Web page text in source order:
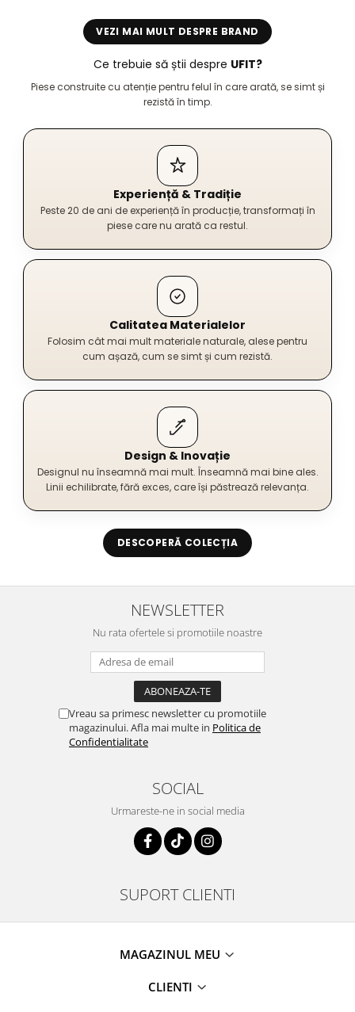
VEZI MAI MULT DESPRE BRAND
Ce trebuie să știi despre UFIT?
Piese construite cu atenție pentru felul în care arată, se simt și
rezistă în timp.
Experiență & Tradiție
Peste 20 de ani de experiență în producție, transformați în
piese care nu arată ca restul.
Calitatea Materialelor
Folosim cât mai mult materiale naturale, alese pentru
cum așază, cum se simt și cum rezistă.
Design & Inovație
Designul nu înseamnă mai mult. Înseamnă mai bine ales.
Linii echilibrate, fără exces, care își păstrează relevanța.
DESCOPERĂ COLECȚIA
NEWSLETTER
Nu rata ofertele si promotiile noastre
Vreau sa primesc newsletter cu promotiile
magazinului. Afla mai multe in Politica de
Confidentialitate
SOCIAL
Urmareste-ne in social media
SUPORT CLIENTI
MAGAZINUL MEU
CLIENTI